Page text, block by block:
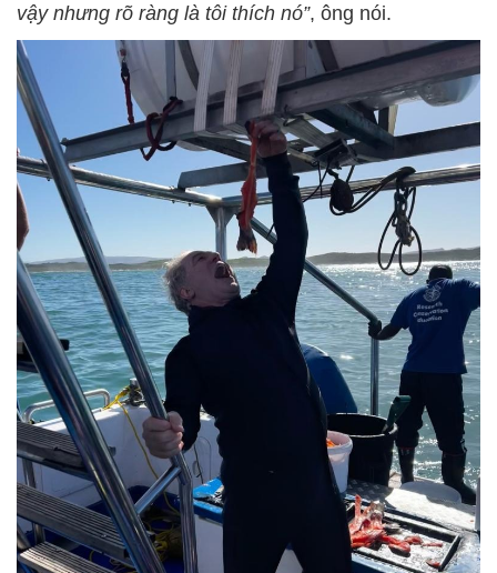
vậy nhưng rõ ràng là tôi thích nó”, ông nói.